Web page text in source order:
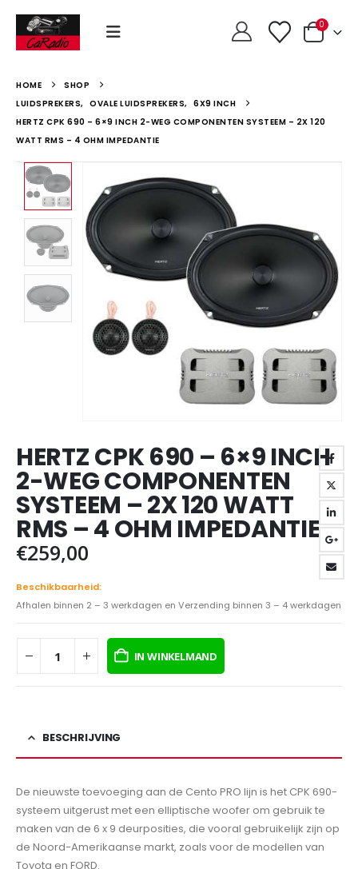
0
HOME
SHOP
LUIDSPREKERS, OVALE LUIDSPREKERS, 6X9 INCH
HERTZ CPK 690 – 6×9 INCH 2-WEG COMPONENTEN SYSTEEM – 2X 120
WATT RMS – 4 OHM IMPEDANTIE
HERTZ CPK 690 – 6×9 INCH
2-WEG COMPONENTEN
SYSTEEM – 2X 120 WATT
RMS – 4 OHM IMPEDANTIE
€259,00
Beschikbaarheid:
Afhalen binnen 2 – 3 werkdagen en Verzending binnen 3 – 4 werkdagen
IN WINKELMAND
BESCHRIJVING
De nieuwste toevoeging aan de Cento PRO lijn is het CPK 690-
systeem uitgerust met een elliptische woofer om gebruik te
maken van de 6 x 9 deurposities, die vooral gebruikelijk zijn op
de Noord-Amerikaanse markt, zoals voor de modellen van
Toyota en FORD.